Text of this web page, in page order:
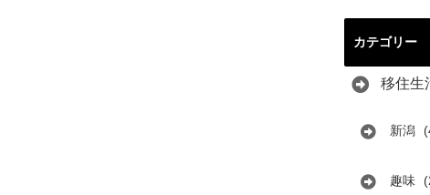
カテゴリー
移住生
新潟
趣味